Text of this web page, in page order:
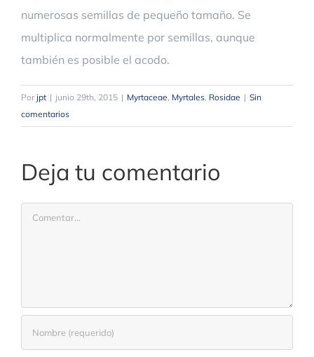
numerosas semillas de pequeño tamaño. Se
multiplica normalmente por semillas, aunque
también es posible el acodo.
Por jpt | junio 29th, 2015 | Myrtaceae, Myrtales, Rosidae | Sin
comentarios
Deja tu comentario
Comentar